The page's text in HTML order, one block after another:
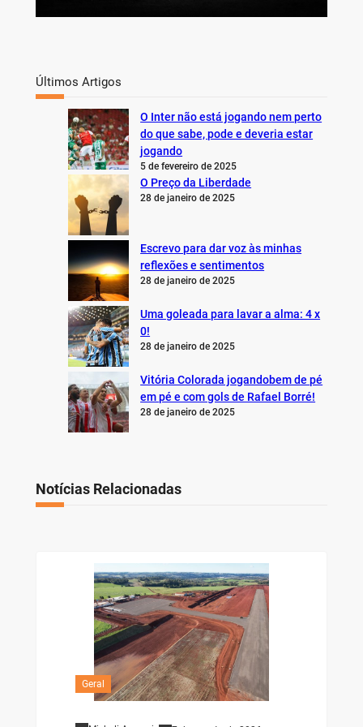
Últimos Artigos
O Inter não está jogando nem perto
do que sabe, pode e deveria estar
jogando
5 de fevereiro de 2025
O Preço da Liberdade
28 de janeiro de 2025
Escrevo para dar voz às minhas
reflexões e sentimentos
28 de janeiro de 2025
Uma goleada para lavar a alma: 4 x
0!
28 de janeiro de 2025
Vitória Colorada jogandobem de pé
em pé e com gols de Rafael Borré!
28 de janeiro de 2025
Notícias Relacionadas
Geral